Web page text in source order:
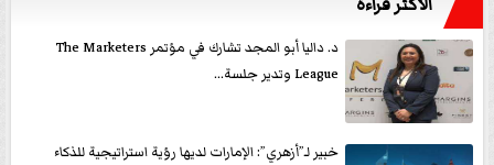
د. داليا أبو المجد تشارك في مؤتمر The Marketers
League وتدير جلسة...
خبير لـ”أزهري”: الإمارات لديها رؤية استراتيجية للذكاء